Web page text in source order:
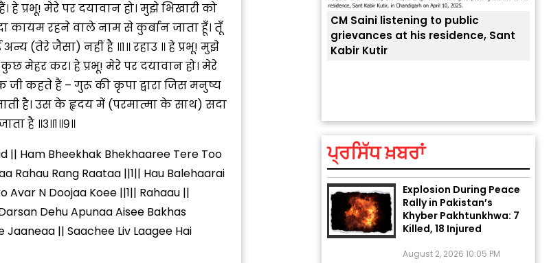
हे प्रभू! मेरे पर दयावान हो। मुझे भिखारी को
कायम रहने वाले नाम से कुर्बान जाता हूँ। तूँ
(तेरे जैसा) नहीं है ॥१॥ रहाउ ॥ हे प्रभू! मुझे
कर। हे प्रभू! मेरे पर दयावान हो। मेरे
कहते हैं – गुरू की कृपा द्वारा जिस मनुष्य
है। उस के हृदय में (परमात्मा के साथ) सदा
है ॥३॥१॥९॥
|| Ham Bheekhak Bhekhaaree Tere Too
Rahau Rang Raataa ||1|| Hau Balehaarai
N Doojaa Koee ||1|| Rahaau ||
Dehu Apunaa Aisee Bakhas
|| Saachee Liv Laagee Hai
with every
from the comfort
मंत्री अनिल विज ने सुनी लोगों की
समस्याएं
CM Saini listening to public
grievances at his residence, Sant
Kabir Kutir
ਪ੍ਰਸਿੱਧ ਖ਼ਬਰਾਂ
ਗ੍ਰਹਿਆਂ ਦੀ...
August 5, 2026 6:23 AM
Explosion During Peace
Rally in Pakistan’s
Khyber Pakhtunkhwa: 7
Killed, 18 Injured